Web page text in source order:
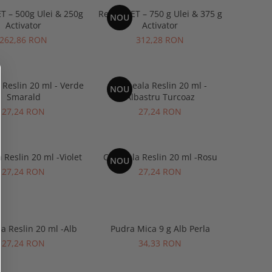
– 500g Ulei & 250g
Activator
262,86 RON
NOU
Reslin SET – 750 g Ulei & 375 g
Activator
312,28 RON
Reslin 20 ml - Verde
Smarald
27,24 RON
NOU
Cerneala Reslin 20 ml -
Albastru Turcoaz
27,24 RON
Reslin 20 ml -Violet
27,24 RON
NOU
Cerneala Reslin 20 ml -Rosu
27,24 RON
Reslin 20 ml -Alb
27,24 RON
Pudra Mica 9 g Alb Perla
34,33 RON